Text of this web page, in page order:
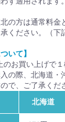
の方は通常料金
ください。（下
いて】
お買い上げで１
の際、北海道・
で、ご了承くだ
北海道